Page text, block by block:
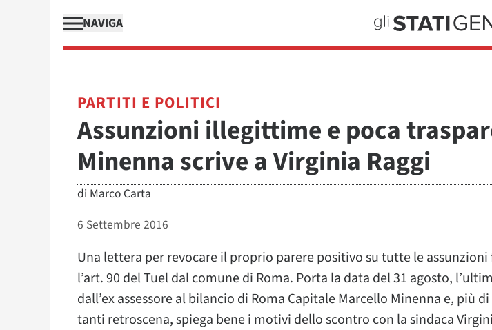
NAVIGA
PARTITI E POLITICI
Assunzioni illegittime e poca
Minenna scrive a Virginia Raggi
di Marco Carta
6 Settembre 2016
Una lettera per revocare il proprio parere positivo su tutte le
l’art. 90 del Tuel dal comune di Roma. Porta la data del 31 agosto,
dall’ex assessore al bilancio di Roma Capitale Marcello Minenna e, più di
tanti retroscena, spiega bene i motivi dello scontro con la sindaca